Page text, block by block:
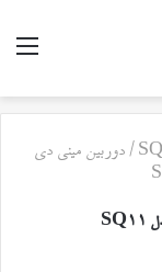
منو
/ دوربین مینی دی